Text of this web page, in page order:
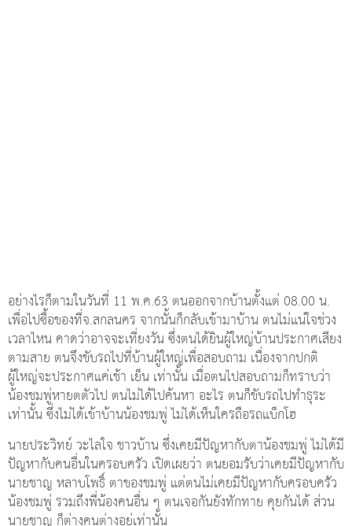
อย่างไรก็ตามในวันที่ 11 พ.ค.63 ตนออกจากบ้านตั้งแต่ 08.00 น.
เพื่อไปซื้อของที่จ.สกลนคร จากนั้นก็กลับเข้ามาบ้าน ตนไม่แน่ใจช่วง
เวลาไหน คาดว่าอาจจะเที่ยงวัน ซึ่งตนได้ยินผู้ใหญ่บ้านประกาศเสียง
ตามสาย ตนจึงขับรถไปที่บ้านผู้ใหญ่เพื่อสอบถาม เนื่องจากปกติ
ผู้ใหญ่จะประกาศแค่เช้า เย็น เท่านั้น เมื่อตนไปสอบถามก็ทราบว่า
น้องชมพู่หายตตัวไป ตนไม่ได้ไปค้นหา อะไร ตนก็ขับรถไปทำธุระ
เท่านั้น ซึ่งไม่ได้เข้าบ้านน้องชมพู่ ไม่ได้เห็นใครถือรถแบ็กโฮ
นายประวิทย์ วะไลใจ ชาวบ้าน ซึ่งเคยมีปัญหากับตาน้องชมพู่ ไม่ได้มี
ปัญหากับคนอื่นในครอบครัว เปิดเผยว่า ตนยอมรับว่าเคยมีปัญหากับ
นายชาญ หลาบโพธิ์ ตาของชมพู่ แต่ตนไม่เคยมีปัญหากับครอบครัว
น้องชมพู่ รวมถึงพี่น้องคนอื่น ๆ ตนเจอกันยังทักทาย คุยกันได้ ส่วน